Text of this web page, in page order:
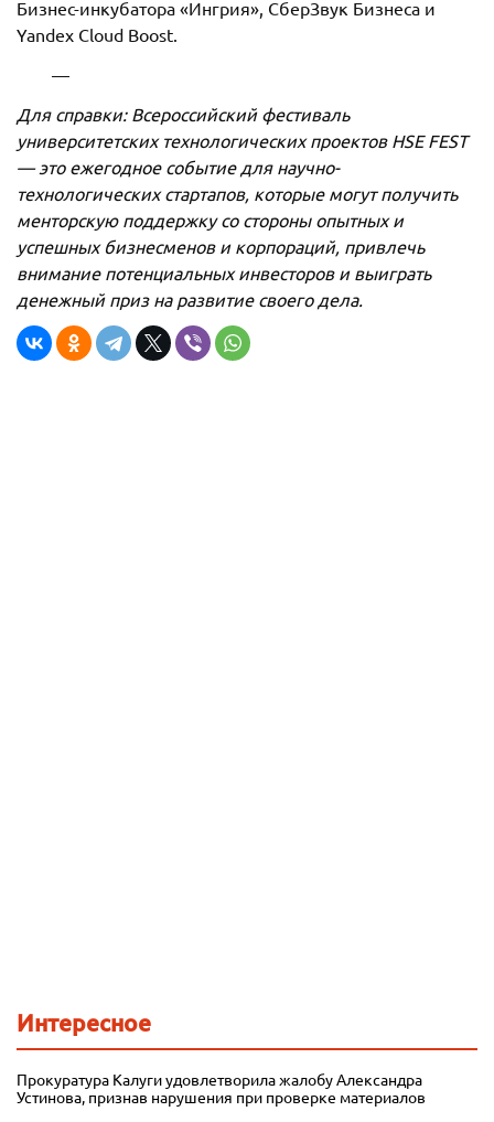
Бизнес-инкубатора «Ингрия», СберЗвук Бизнеса и
Yandex Cloud Boost.
—
Для справки: Всероссийский фестиваль
университетских технологических проектов HSE FEST
— это ежегодное событие для научно-
технологических стартапов, которые могут получить
менторскую поддержку со стороны опытных и
успешных бизнесменов и корпораций, привлечь
внимание потенциальных инвесторов и выиграть
денежный приз на развитие своего дела.
Интересное
Прокуратура Калуги удовлетворила жалобу Александра
Устинова, признав нарушения при проверке материалов